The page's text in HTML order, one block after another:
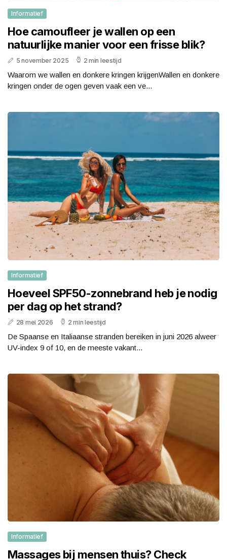
Informatief
Hoe camoufleer je wallen op een
natuurlijke manier voor een frisse blik?
5 november 2025 2 min leestijd
Waarom we wallen en donkere kringen krijgenWallen en donkere
kringen onder de ogen geven vaak een ve...
Informatief
Hoeveel SPF50-zonnebrand heb je nodig
per dag op het strand?
28 mei 2026 2 min leestijd
De Spaanse en Italiaanse stranden bereiken in juni 2026 alweer
UV-index 9 of 10, en de meeste vakant...
Informatief
Massages bij mensen thuis? Check